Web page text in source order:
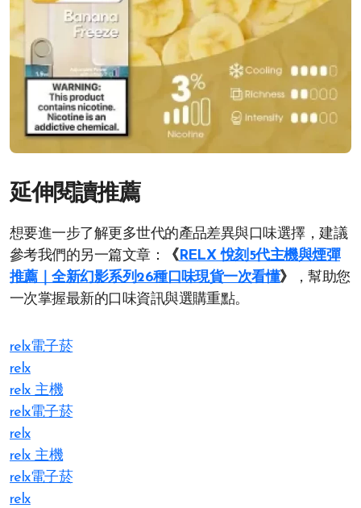
延伸閱讀推薦
想要進一步了解更多世代的產品差異與口味選擇，建議
參考我們的另一篇文章：
《RELX 悅刻5代主機與煙彈
推薦｜全新幻影系列26種口味現貨一次看懂》
，幫助您
一次掌握最新的口味資訊與選購重點。
relx電子菸
relx
relx 主機
relx電子菸
relx
relx 主機
relx電子菸
relx